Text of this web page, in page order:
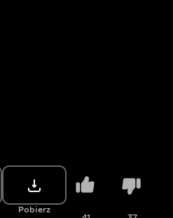
Pobierz